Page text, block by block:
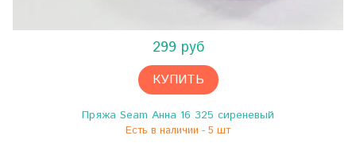
299 руб
КУПИТЬ
Пряжа Seam Анна 16 325 сиреневый
Есть в наличии - 5 шт